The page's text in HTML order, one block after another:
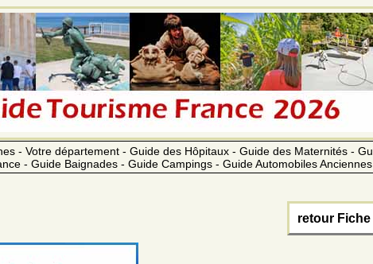
- Votre département - Guide des Hôpitaux - Guide des Maternités -
- Guide Baignades - Guide Campings - Guide Automobiles
retour Fiche